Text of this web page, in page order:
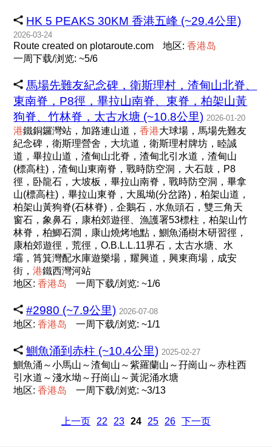
HK 5 PEAKS 30KM 香港五峰 (~29.4公里)
2026-03-24
Route created on plotaroute.com 地区:香港岛
一周下载/浏览: ~5/6
馬場先難友紀念碑，衛斯理村，渣甸山北脊、
東南脊，P8徑，畢拉山南脊、東脊，柏架山黃
狗脊、竹林脊，太古水塘 (~10.8公里) 2026-01-20
港鐵銅鑼灣站，加路連山道，香港大球場，馬場先難友
紀念碑，衛斯理營舍，大坑道，衛斯理村牌坊，睦誠
道，畢拉山道，渣甸山北脊，渣甸北引水道，渣甸山
(標高柱)，渣甸山東南脊，戰時防空洞，大石鼓，P8
徑，卧龍石，大坡板，畢拉山南脊，戰時防空洞，畢拿
山(標高柱)，畢拉山東脊，大風坳(分岔路)，柏架山道，
柏架山黃狗脊(石林脊)，企鵝石，水魚頭石，雙三角天
窗石，象鼻石，康柏郊遊徑、漁護署53標柱，柏架山竹
林脊，柏鯽石澗，康山燒烤地點，鰂魚涌樹木研習徑，
康柏郊遊徑，荒徑，O.B.L.L.11界石，太古水塘、水
壩，筲箕灣配水庫遊樂場，耀興道，興東商場，成安
街，港鐵西灣河站
地区:香港岛 一周下载/浏览: ~1/6
#2980 (~7.9公里) 2026-07-08
地区:香港岛 一周下载/浏览: ~1/1
鰂魚涌到赤柱 (~10.4公里) 2025-02-27
鰂魚涌～小馬山～渣甸山～紫羅蘭山～孖崗山～赤柱西
引水道～淺水坳～孖崗山～黃泥涌水塘
地区:香港岛 一周下载/浏览: ~3/13
上一页 22 23 24 25 26 下一页